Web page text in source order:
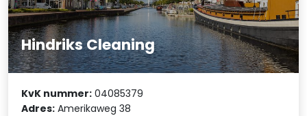
Hindriks Cleaning
KvK nummer: 04085379
Adres: Amerikaweg 38